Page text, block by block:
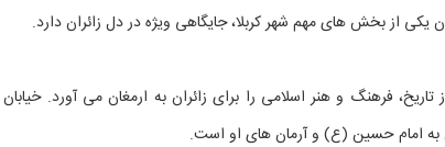
از بخش های مهم شهر کربلا، جایگاهی ویژه در دل زائران دارد.
فرهنگ و هنر اسلامی را برای زائران به ارمغان می آورد.
به امام حسین (ع) و آرمان های او است.